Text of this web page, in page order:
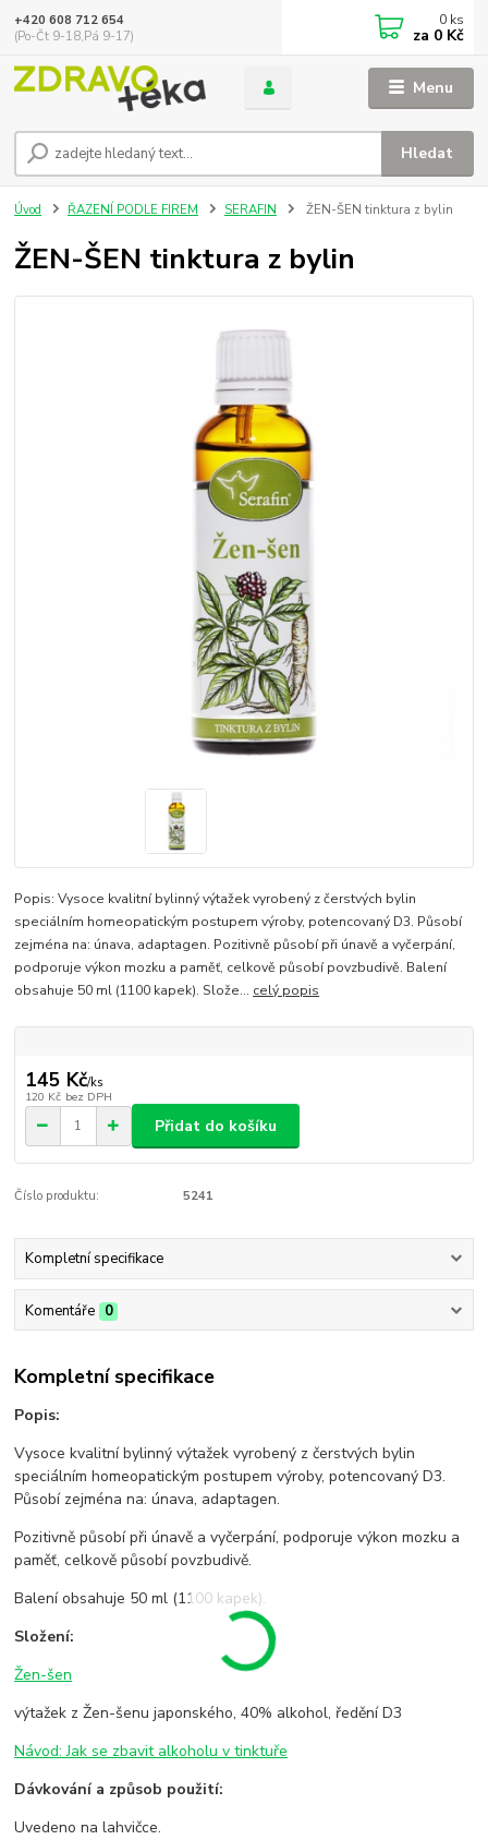
Menu
Hledat
+420 608 712 654
(Po-Čt 9-18,Pá 9-17)
0 ks
za 0 Kč
Úvod ŘAZENÍ PODLE FIREM SERAFIN ŽEN-ŠEN tinktura z bylin
ŽEN-ŠEN tinktura z bylin
Popis: Vysoce kvalitní bylinný výtažek vyrobený z čerstvých bylin
speciálním homeopatickým postupem výroby, potencovaný D3. Působí
zejména na: únava, adaptagen. Pozitivně působí při únavě a vyčerpání,
podporuje výkon mozku a paměť, celkově působí povzbudivě. Balení
obsahuje 50 ml (1100 kapek). Slože... celý popis
145 Kč/ks
120 Kč bez DPH
Přidat do košíku
Číslo produktu: 5241
Kompletní specifikace
Komentáře 0
Kompletní specifikace
Popis:
Vysoce kvalitní bylinný výtažek vyrobený z čerstvých bylin
speciálním homeopatickým postupem výroby, potencovaný D3.
Působí zejména na: únava, adaptagen.
Pozitivně působí při únavě a vyčerpání, podporuje výkon mozku a
paměť, celkově působí povzbudivě.
Balení obsahuje 50 ml (1100 kapek).
Složení:
Žen-šen
výtažek z Žen-šenu japonského, 40% alkohol, ředění D3
Návod: Jak se zbavit alkoholu v tinktuře
Dávkování a způsob použití:
Uvedeno na lahvičce.